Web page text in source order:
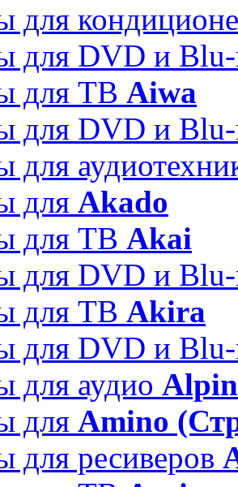
для
для DVD и
для ТВ Aiwa
для DVD и
для
для Akado
для ТВ Akai
для DVD и
для ТВ Akira
для DVD и
для аудио
для Amino
для ресиверов